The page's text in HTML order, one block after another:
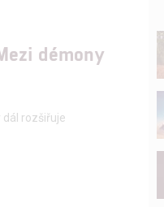
démony
dál rozšiřuje